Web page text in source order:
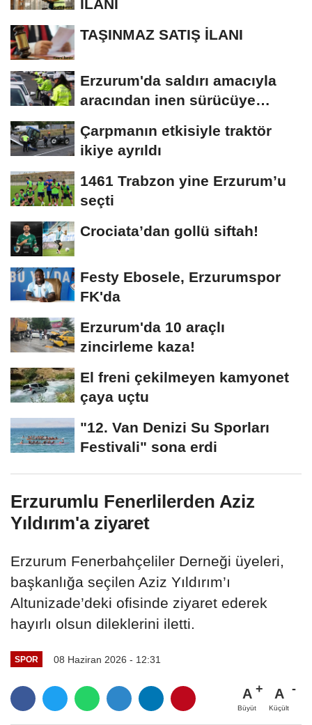
İLANI
TAŞINMAZ SATIŞ İLANI
Erzurum'da saldırı amacıyla
aracından inen sürücüye
Çarpmanın etkisiyle traktör
ikiye ayrıldı
1461 Trabzon yine Erzurum’u
seçti
Crociata’dan gollü siftah!
Festy Ebosele, Erzurumspor
FK'da
Erzurum'da 10 araçlı
zincirleme kaza!
El freni çekilmeyen kamyonet
çaya uçtu
"12. Van Denizi Su Sporları
Festivali" sona erdi
Erzurumlu Fenerlilerden Aziz
Yıldırım'a ziyaret
Erzurum Fenerbahçeliler Derneği üyeleri,
başkanlığa seçilen Aziz Yıldırım’ı
Altunizade’deki ofisinde ziyaret ederek
hayırlı olsun dileklerini iletti.
SPOR 08 Haziran 2026 - 12:31
A
Büyüt
A
Küçült